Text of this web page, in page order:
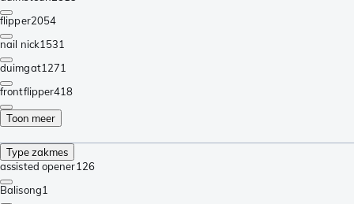
flipper2054
nail nick1531
duimgat1271
frontflipper418
Toon meer
Type zakmes
assisted opener126
Balisong1